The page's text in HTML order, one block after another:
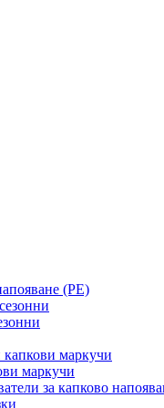
(PE)
маркучи
маркучи
за капково